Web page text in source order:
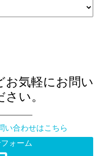
お気軽にお問い
い。
い合わせはこちら
ォーム